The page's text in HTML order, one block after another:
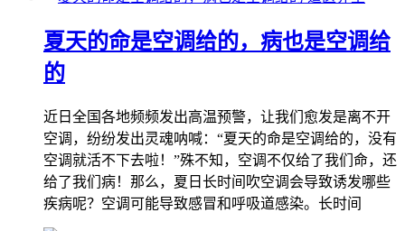
夏天的命是空调给的，病也是空调给
的
近日全国各地频频发出高温预警，让我们愈发是离不开
空调，纷纷发出灵魂呐喊：“夏天的命是空调给的，没有
空调就活不下去啦！”殊不知，空调不仅给了我们命，还
给了我们病！那么，夏日长时间吹空调会导致诱发哪些
疾病呢？空调可能导致感冒和呼吸道感染。长时间